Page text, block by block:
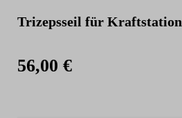
Trizepsseil für Kraftstation
56,00 €